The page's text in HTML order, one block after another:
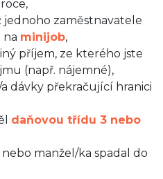
jednoho zaměstnavatele
na minijob,
příjem, ze kterého jste
(např. nájemné),
dávky překračující hranici
daňovou třídu 3 nebo
manžel/ka spadal do